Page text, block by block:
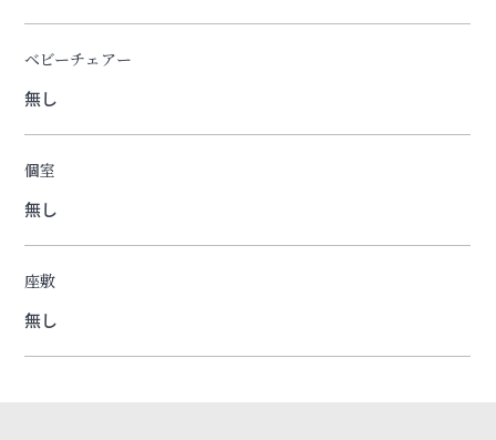
ベビーチェアー
無し
個室
無し
座敷
無し